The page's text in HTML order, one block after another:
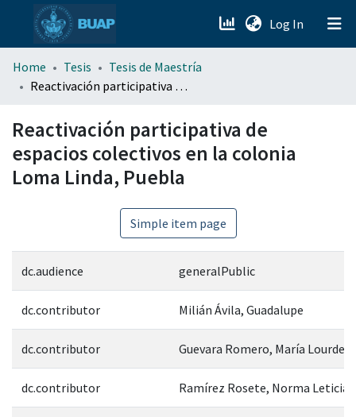
Log In (current)
menu.section.about_menu
Home Tesis
Tesis de Maestría
Reactivación participativa de espacios colectivos en la colonia Loma Linda, Puebla
Reactivación participativa de
espacios colectivos en la colonia
Loma Linda, Puebla
Simple item page
dc.audience generalPublic
dc.contributor Milián Ávila, Guadalupe
dc.contributor Guevara Romero, María Lourdes
dc.contributor Ramírez Rosete, Norma Leticia